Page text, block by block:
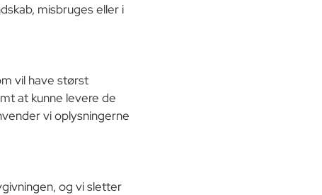
misbruges eller i
vil have størst
at kunne levere de
vi oplysningerne
og vi sletter